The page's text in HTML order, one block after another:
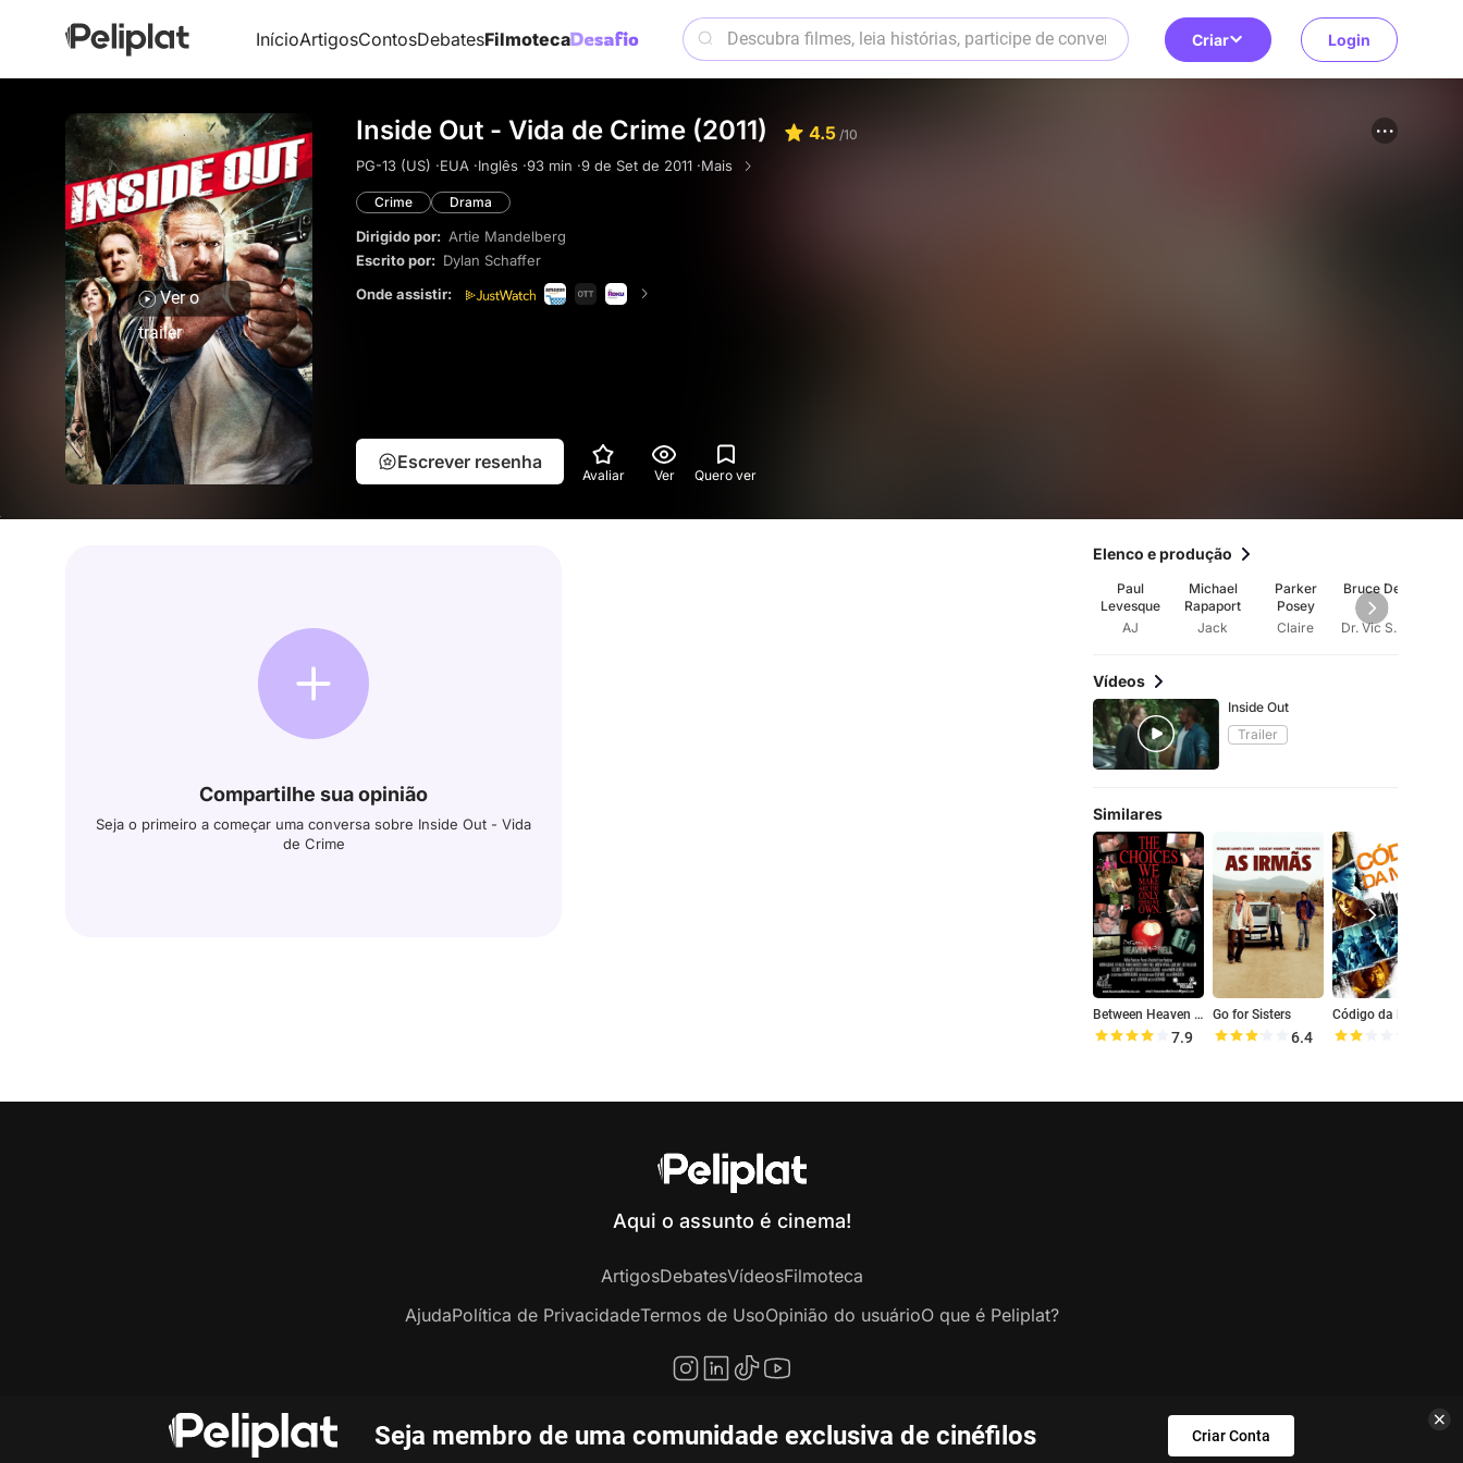
InícioArtigosContosDebatesFilmoteca Criar Login
Ver o
trailer
Inside Out - Vida de Crime (2011) 4.5 /10
PG-13 (US) ·EUA ·Inglês ·93 min ·9 de Set de 2011 ·Mais
Crime Drama
Dirigido por: Artie Mandelberg
Escrito por: Dylan Schaffer
Onde assistir:
Escrever resenha
Avaliar Ver Quero ver
Compartilhe sua opinião
Seja o primeiro a começar uma conversa sobre Inside Out - Vida
de Crime
Elenco e produção
Paul
Levesque
AJ
Michael
Rapaport
Jack
Parker
Posey
Claire
Bruce Dern
Dr. Vic Small
Vídeos
Inside Out
Trailer
Similares
Between Heaven and Hell
7.9
Go for Sisters
6.4
Código da Máfia
Seja membro de uma comunidade exclusiva de cinéfilos Criar Conta
Aqui o assunto é cinema!
ArtigosDebatesVídeosFilmoteca
AjudaPolítica de PrivacidadeTermos de UsoOpinião do usuárioO que é Peliplat?